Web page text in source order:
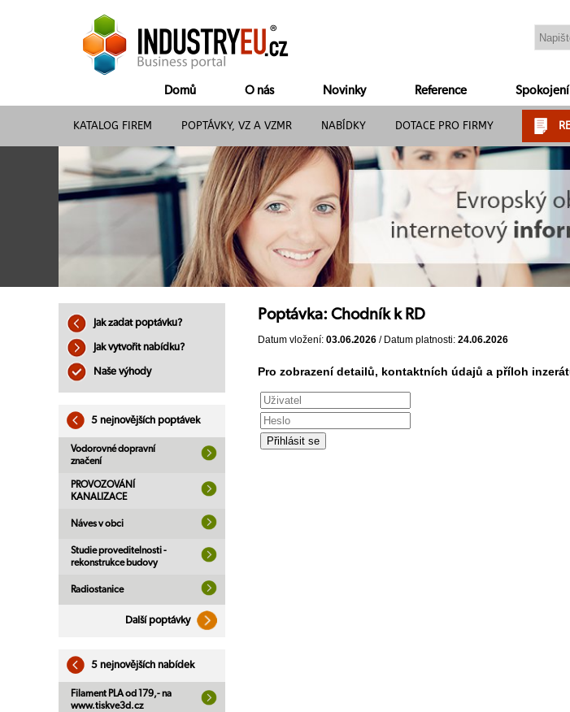
Domů O nás Novinky Reference Spokojení
KATALOG FIREM POPTÁVKY, VZ A VZMR NABÍDKY DOTACE PRO FIRMY
Jak zadat poptávku?
Jak vytvořit nabídku?
Naše výhody
5 nejnovějších poptávek
Vodorovné dopravní
značení
PROVOZOVÁNÍ
KANALIZACE
Náves v obci
Studie proveditelnosti -
rekonstrukce budovy
Radiostanice
Další poptávky
5 nejnovějších nabídek
Filament PLA od 179,- na
www.tiskve3d.cz
Poptávka: Chodník k RD
Datum vložení: 03.06.2026 / Datum platnosti: 24.06.2026
Pro zobrazení detailů, kontaktních údajů a příloh